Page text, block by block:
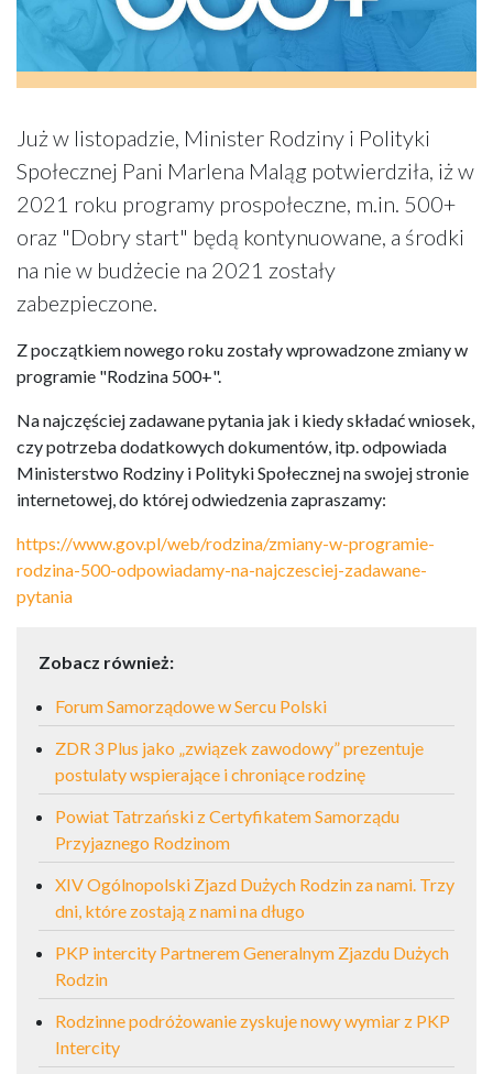
Już w listopadzie, Minister Rodziny i Polityki
Społecznej Pani Marlena Maląg potwierdziła, iż w
2021 roku programy prospołeczne, m.in. 500+
oraz "Dobry start" będą kontynuowane, a środki
na nie w budżecie na 2021 zostały
zabezpieczone.
Z początkiem nowego roku zostały wprowadzone zmiany w
programie "Rodzina 500+".
Na najczęściej zadawane pytania jak i kiedy składać wniosek,
czy potrzeba dodatkowych dokumentów, itp. odpowiada
Ministerstwo Rodziny i Polityki Społecznej na swojej stronie
internetowej, do której odwiedzenia zapraszamy:
https://www.gov.pl/web/rodzina/zmiany-w-programie-
rodzina-500-odpowiadamy-na-najczesciej-zadawane-
pytania
Zobacz również:
Forum Samorządowe w Sercu Polski
ZDR 3 Plus jako „związek zawodowy” prezentuje
postulaty wspierające i chroniące rodzinę
Powiat Tatrzański z Certyfikatem Samorządu
Przyjaznego Rodzinom
XIV Ogólnopolski Zjazd Dużych Rodzin za nami. Trzy
dni, które zostają z nami na długo
PKP intercity Partnerem Generalnym Zjazdu Dużych
Rodzin
Rodzinne podróżowanie zyskuje nowy wymiar z PKP
Intercity